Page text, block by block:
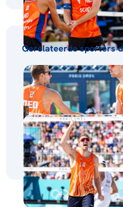
Gerelateerde sporters